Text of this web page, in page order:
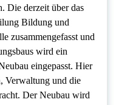
Die derzeit über das
Bildung und
zusammengefasst und
wird ein
eingepasst. Hier
Verwaltung und die
Der Neubau wird